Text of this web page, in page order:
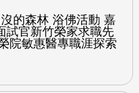
的森林 浴佛活動 嘉
試官新竹榮家求職先
院敏惠醫專職涯探索